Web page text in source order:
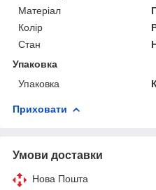
Матеріал
Колір
Стан
Упаковка
Упаковка
Приховати
Умови доставки
Нова Пошта